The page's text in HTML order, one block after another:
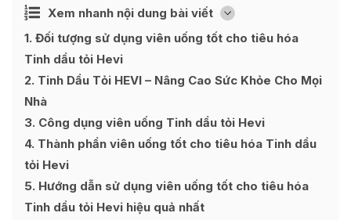
Xem nhanh nội dung bài viết [
Ẩn
1 Đối tượng sử dụng viên uống tốt cho tiêu hóa
Tinh dầu tỏi Hevi
2 Tinh Dầu Tỏi HEVI – Nâng Cao Sức Khỏe Cho Mọi
Nhà
3 Công dụng viên uống Tinh dầu tỏi Hevi
4 Thành phần viên uống tốt cho tiêu hóa Tinh dầu
tỏi Hevi
5 Hướng dẫn sử dụng viên uống tốt cho tiêu hóa
Tinh dầu tỏi Hevi hiệu quả nhất